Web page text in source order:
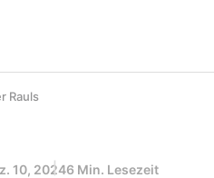
Rauls
10, 20246 Min. Lesezeit